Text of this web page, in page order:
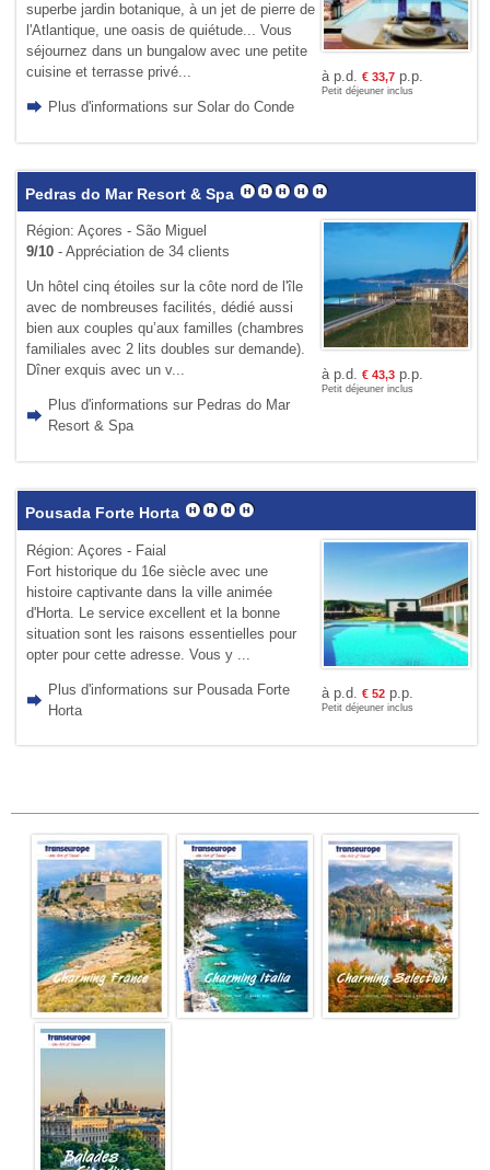
superbe jardin botanique, à un jet de pierre de
l'Atlantique, une oasis de quiétude... Vous
séjournez dans un bungalow avec une petite
cuisine et terrasse privé...
Plus d'informations sur Solar do Conde
à p.d. € 33,7p.p.
Petit déjeuner inclus
Pedras do Mar Resort & Spa
Région: Açores - São Miguel
9/10- Appréciation de 34 clients
Un hôtel cinq étoiles sur la côte nord de l'île
avec de nombreuses facilités, dédié aussi
bien aux couples qu’aux familles (chambres
familiales avec 2 lits doubles sur demande).
Dîner exquis avec un v...
Plus d'informations sur Pedras do Mar
Resort & Spa
à p.d. € 43,3p.p.
Petit déjeuner inclus
Pousada Forte Horta
Région: Açores - Faial
Fort historique du 16e siècle avec une
histoire captivante dans la ville animée
d'Horta. Le service excellent et la bonne
situation sont les raisons essentielles pour
opter pour cette adresse. Vous y ...
Plus d'informations sur Pousada Forte
Horta
à p.d. € 52p.p.
Petit déjeuner inclus